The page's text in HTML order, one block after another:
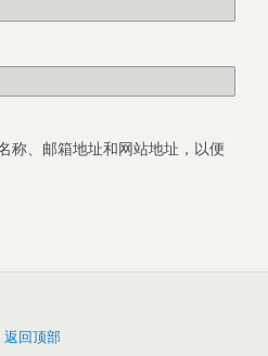
称、邮箱地址和网站地址，以便
返回顶部